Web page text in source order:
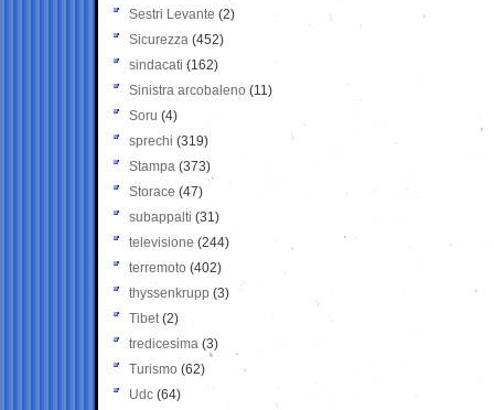
Sestri Levante (2)
Sicurezza (452)
sindacati (162)
Sinistra arcobaleno (11)
Soru (4)
sprechi (319)
Stampa (373)
Storace (47)
subappalti (31)
televisione(244)
terremoto (402)
thyssenkrupp (3)
Tibet(2)
tredicesima (3)
Turismo (62)
Udc (64)